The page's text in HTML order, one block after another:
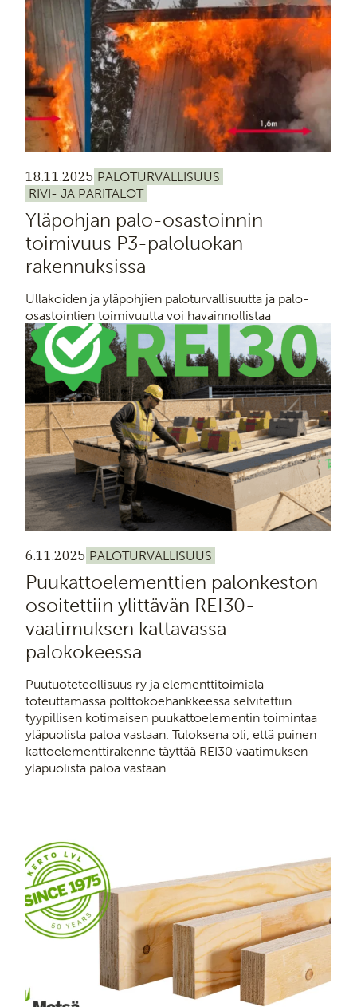
18.11.2025 PALOTURVALLISUUS
RIVI- JA PARITALOT
Yläpohjan palo-osastoinnin
toimivuus P3-paloluokan
rakennuksissa
Ullakoiden ja yläpohjien paloturvallisuutta ja palo-
osastointien toimivuutta voi havainnollistaa
yksityiskohtien ketjuna, jonka heikoimman lenkin
pettäessä kaikki muut hyvin suunnitellut ja toteutetut
osat menettävät merkityksensä.
6.11.2025 PALOTURVALLISUUS
Puukattoelementtien palonkeston
osoitettiin ylittävän REI30-
vaatimuksen kattavassa
palokokeessa
Puutuoteteollisuus ry ja elementtitoimiala
toteuttamassa polttokoehankkeessa selvitettiin
tyypillisen kotimaisen puukattoelementin toimintaa
yläpuolista paloa vastaan. Tuloksena oli, että puinen
kattoelementtirakenne täyttää REI30 vaatimuksen
yläpuolista paloa vastaan.